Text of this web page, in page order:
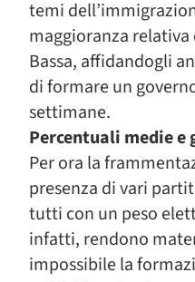
temi
maggioranza relativa
Bassa, affidandogli
di formare un
settimane.
Percentuali medie
Per ora la
presenza di vari
tutti con un peso
infatti, rendono
impossibile la